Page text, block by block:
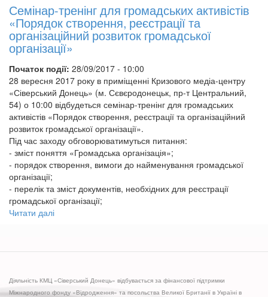
Семінар-тренінг для громадських активістів
«Порядок створення, реєстрації та
організаційний розвиток громадської
організації»
Початок події: 28/09/2017 - 10:00
28 вересня 2017 року в приміщенні Кризового медіа-центру
«Сіверський Донець» (м. Сєвєродонецьк, пр-т Центральний,
54) о 10:00 відбудеться семінар-тренінг для громадських
активістів «Порядок створення, реєстрації та організаційний
розвиток громадської організації».
Під час заходу обговорюватимуться питання:
- зміст поняття «Громадська організація»;
- порядок створення, вимоги до найменування громадської
організації;
- перелік та зміст документів, необхідних для реєстрації
громадської організації;
Читати далі
«Порядок
Діяльність КМЦ «Сіверський Донець» відбувається за фінансової підтримки
Міжнародного фонду «Відродження» та посольства Великої Британії в Україні в